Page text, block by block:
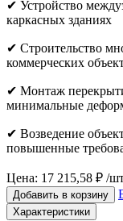
✔ Устройство
каркасных зданиях
✔ Строительство
коммерческих
✔ Монтаж
минимальные
✔ Возведение
повышенные
Цена: 17 215,58 ₽ /
Добавить в корзину
Характеристики